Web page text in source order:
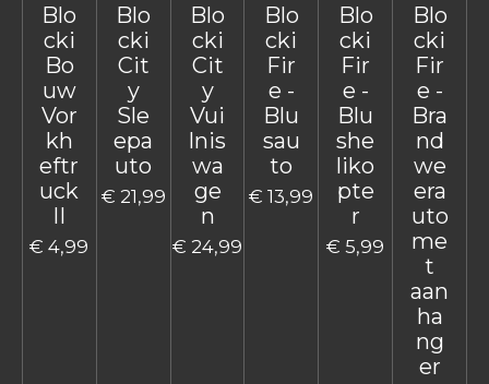
Blo
cki
Bo
uw
Vor
kh
eftr
uck
II
€ 4,99
Blo
cki
Cit
y
Sle
epa
uto
€ 21,99
Blo
cki
Cit
y
Vui
lnis
wa
ge
n
€ 24,99
Blo
cki
Fir
e -
Blu
sau
to
€ 13,99
Blo
cki
Fir
e -
Blu
she
liko
pte
r
€ 5,99
Blo
cki
Fir
e -
Bra
nd
we
era
uto
me
t
aan
ha
ng
er